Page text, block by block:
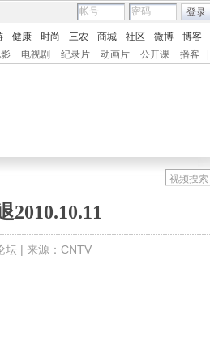
登录
健康 时尚 三农 商城 社区 微博 博客
电视剧 纪录片 动画片 公开课 播客
2010.10.11
坛 | 来源：CNTV